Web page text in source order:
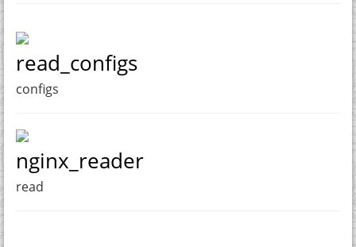
read_configs
configs
nginx_reader
read